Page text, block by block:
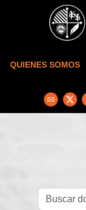
Skip to main content
QUIENES SOMOS